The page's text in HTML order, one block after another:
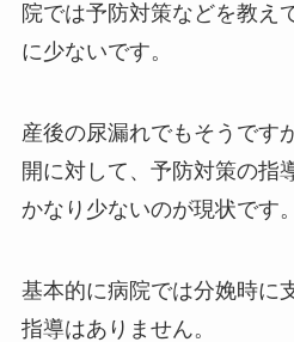
院では予防対策などを教え
に少ないです。
産後の尿漏れでもそうです
開に対して、予防対策の指
かなり少ないのが現状です。
基本的に病院では分娩時に
指導はありません。